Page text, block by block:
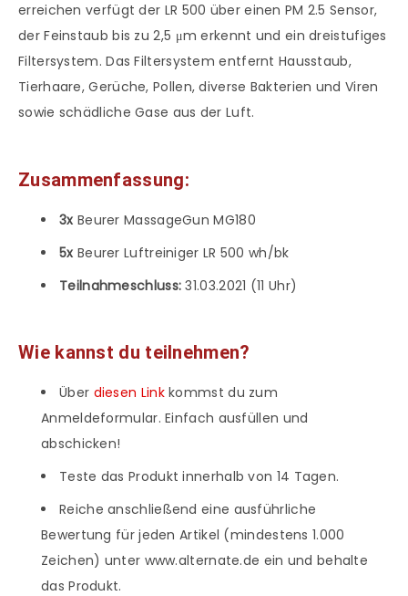
erreichen verfügt der LR 500 über einen PM 2.5 Sensor,
der Feinstaub bis zu 2,5 μm erkennt und ein dreistufiges
Filtersystem. Das Filtersystem entfernt Hausstaub,
Tierhaare, Gerüche, Pollen, diverse Bakterien und Viren
sowie schädliche Gase aus der Luft.
Zusammenfassung:
3x Beurer MassageGun MG180
5x Beurer Luftreiniger LR 500 wh/bk
Teilnahmeschluss: 31.03.2021 (11 Uhr)
Wie kannst du teilnehmen?
Über diesen Linkkommst du zum
Anmeldeformular. Einfach ausfüllen und
abschicken!
Teste das Produkt innerhalb von 14 Tagen.
Reiche anschließend eine ausführliche
Bewertung für jeden Artikel (mindestens 1.000
Zeichen) unter www.alternate.de ein und behalte
das Produkt.